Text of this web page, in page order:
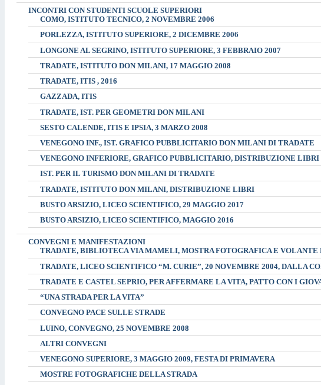
INCONTRI CON STUDENTI SCUOLE SUPERIORI
COMO, ISTITUTO TECNICO, 2 NOVEMBRE 2006
PORLEZZA, ISTITUTO SUPERIORE, 2 DICEMBRE 2006
LONGONE AL SEGRINO, ISTITUTO SUPERIORE, 3 FEBBRAIO 2007
TRADATE, ISTITUTO DON MILANI, 17 MAGGIO 2008
TRADATE, ITIS , 2016
GAZZADA, ITIS
TRADATE, IST. PER GEOMETRI DON MILANI
SESTO CALENDE, ITIS E IPSIA, 3 MARZO 2008
VENEGONO INF., IST. GRAFICO PUBBLICITARIO DON MILANI DI TRADATE
VENEGONO INFERIORE, GRAFICO PUBBLICITARIO, DISTRIBUZIONE LIBRI
IST. PER IL TURISMO DON MILANI DI TRADATE
TRADATE, ISTITUTO DON MILANI, DISTRIBUZIONE LIBRI
BUSTO ARSIZIO, LICEO SCIENTIFICO, 29 MAGGIO 2017
BUSTO ARSIZIO, LICEO SCIENTIFICO, MAGGIO 2016
CONVEGNI E MANIFESTAZIONI
TRADATE, BIBLIOTECA VIA MAMELI, MOSTRA FOTOGRAFICA E VOLANTE
TRADATE, LICEO SCIENTIFICO “M. CURIE”, 20 NOVEMBRE 2004, DALLA
TRADATE E CASTEL SEPRIO, PER AFFERMARE LA VITA, PATTO CON I
“UNA STRADA PER LA VITA”
CONVEGNO PACE SULLE STRADE
LUINO, CONVEGNO, 25 NOVEMBRE 2008
ALTRI CONVEGNI
VENEGONO SUPERIORE, 3 MAGGIO 2009, FESTA DI PRIMAVERA
MOSTRE FOTOGRAFICHE DELLA STRADA